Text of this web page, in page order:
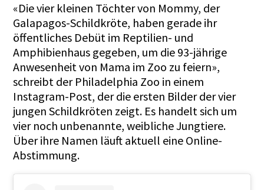
«Die vier kleinen Töchter von Mommy, der
Galapagos-Schildkröte, haben gerade ihr
öffentliches Debüt im Reptilien- und
Amphibienhaus gegeben, um die 93-jährige
Anwesenheit von Mama im Zoo zu feiern»,
schreibt der Philadelphia Zoo in einem
Instagram-Post, der die ersten Bilder der vier
jungen Schildkröten zeigt. Es handelt sich um
vier noch unbenannte, weibliche Jungtiere.
Über ihre Namen läuft aktuell eine Online-
Abstimmung.